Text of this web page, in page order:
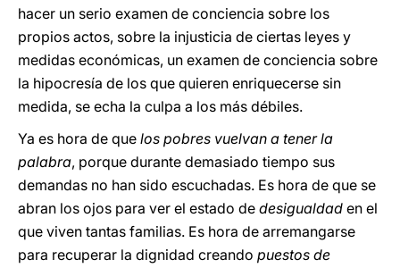
hacer un serio examen de conciencia sobre los
propios actos, sobre la injusticia de ciertas leyes y
medidas económicas, un examen de conciencia sobre
la hipocresía de los que quieren enriquecerse sin
medida, se echa la culpa a los más débiles.
Ya es hora de que los pobres vuelvan a tener la
palabra, porque durante demasiado tiempo sus
demandas no han sido escuchadas. Es hora de que se
abran los ojos para ver el estado de desigualdad en el
que viven tantas familias. Es hora de arremangarse
para recuperar la dignidad creando puestos de